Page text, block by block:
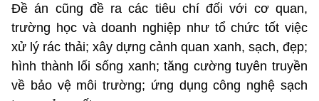
Đề án cũng đề ra các tiêu chí đối với cơ quan,
trường học và doanh nghiệp như tổ chức tốt việc
xử lý rác thải; xây dựng cảnh quan xanh, sạch, đẹp;
hình thành lối sống xanh; tăng cường tuyên truyền
về bảo vệ môi trường; ứng dụng công nghệ sạch